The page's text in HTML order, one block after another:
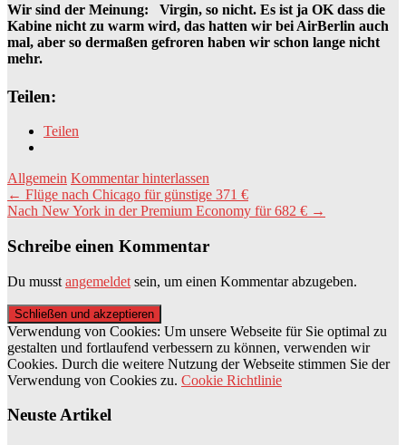
Wir sind der Meinung: Virgin, so nicht. Es ist ja OK dass die
Kabine nicht zu warm wird, das hatten wir bei AirBerlin auch
mal, aber so dermaßen gefroren haben wir schon lange nicht
mehr.
Teilen:
Teilen
Allgemein Kommentar hinterlassen
Beitragsnavigation
← Flüge nach Chicago für günstige 371 €
Nach New York in der Premium Economy für 682 € →
Schreibe einen Kommentar
Du musst angemeldet sein, um einen Kommentar abzugeben.
Verwendung von Cookies: Um unsere Webseite für Sie optimal zu
gestalten und fortlaufend verbessern zu können, verwenden wir
Cookies. Durch die weitere Nutzung der Webseite stimmen Sie der
Verwendung von Cookies zu. Cookie Richtlinie
Neuste Artikel